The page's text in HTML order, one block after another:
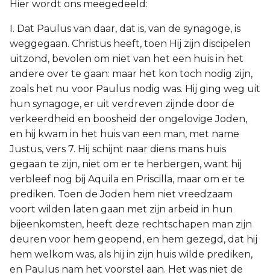
Hier wordt ons meegedeeld:
I. Dat Paulus van daar, dat is, van de synagoge, is
weggegaan. Christus heeft, toen Hij zijn discipelen
uitzond, bevolen om niet van het een huis in het
andere over te gaan: maar het kon toch nodig zijn,
zoals het nu voor Paulus nodig was. Hij ging weg uit
hun synagoge, er uit verdreven zijnde door de
verkeerdheid en boosheid der ongelovige Joden,
en hij kwam in het huis van een man, met name
Justus, vers 7. Hij schijnt naar diens mans huis
gegaan te zijn, niet om er te herbergen, want hij
verbleef nog bij Aquila en Priscilla, maar om er te
prediken. Toen de Joden hem niet vreedzaam
voort wilden laten gaan met zijn arbeid in hun
bijeenkomsten, heeft deze rechtschapen man zijn
deuren voor hem geopend, en hem gezegd, dat hij
hem welkom was, als hij in zijn huis wilde prediken,
en Paulus nam het voorstel aan. Het was niet de